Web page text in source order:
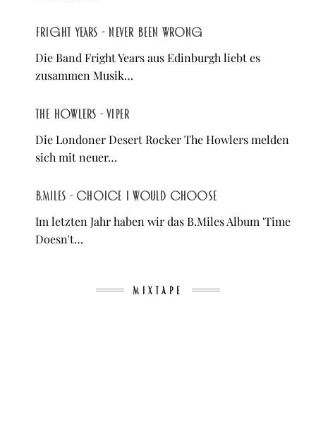
Fright Years - Never Been Wrong
Die Band Fright Years aus Edinburgh liebt es
zusammen Musik…
The Howlers - Viper
Die Londoner Desert Rocker The Howlers melden
sich mit neuer…
B.Miles - Choice I Would Choose
Im letzten Jahr haben wir das B.Miles Album 'Time
Doesn't…
MIXTAPE